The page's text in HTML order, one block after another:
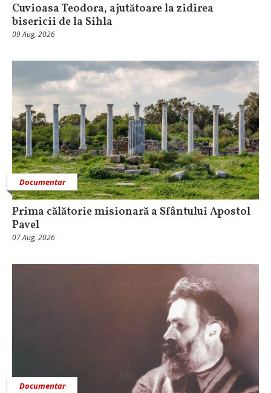
Cuvioasa Teodora, ajutătoare la zidirea
bisericii de la Sihla
09 Aug, 2026
Documentar
Prima călătorie misionară a Sfântului Apostol
Pavel
07 Aug, 2026
Documentar